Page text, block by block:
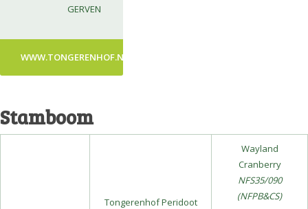
GERVEN
WWW.TONGERENHOF.NL
Stamboom
Tongerenhof Peridoot
Wayland
Cranberry
NFS35/090
(NFPB&CS)